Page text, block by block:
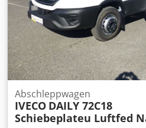
möglich * Wir nehmen ihren
in Zahlung! *
ohne Anzhahlung bis max 96
vorausgesetzt * TÜV / DEKRA
Abschleppwagen
IVECO DAILY 72C18
Schiebeplateu Luftfed